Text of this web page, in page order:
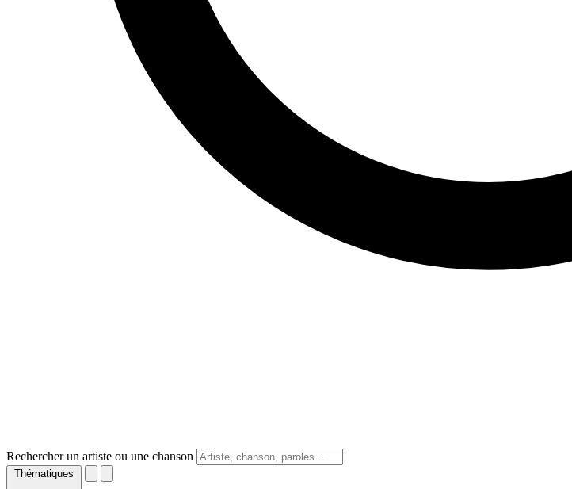
Rechercher un artiste ou une chanson
Thématiques